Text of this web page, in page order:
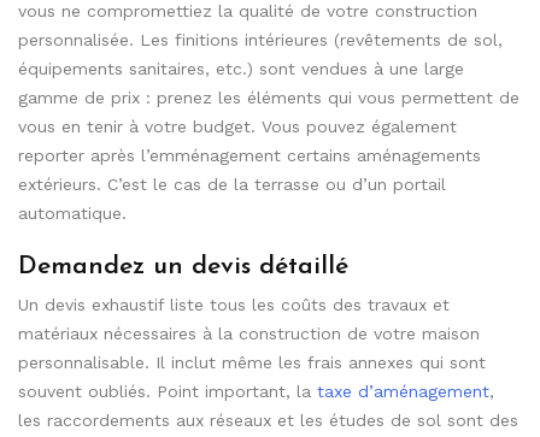
vous ne compromettiez la qualité de votre construction
personnalisée. Les finitions intérieures (revêtements de sol,
équipements sanitaires, etc.) sont vendues à une large
gamme de prix : prenez les éléments qui vous permettent de
vous en tenir à votre budget. Vous pouvez également
reporter après l’emménagement certains aménagements
extérieurs. C’est le cas de la terrasse ou d’un portail
automatique.
Demandez un devis détaillé
Un devis exhaustif liste tous les coûts des travaux et
matériaux nécessaires à la construction de votre maison
personnalisable. Il inclut même les frais annexes qui sont
souvent oubliés. Point important, la taxe d’aménagement,
les raccordements aux réseaux et les études de sol sont des